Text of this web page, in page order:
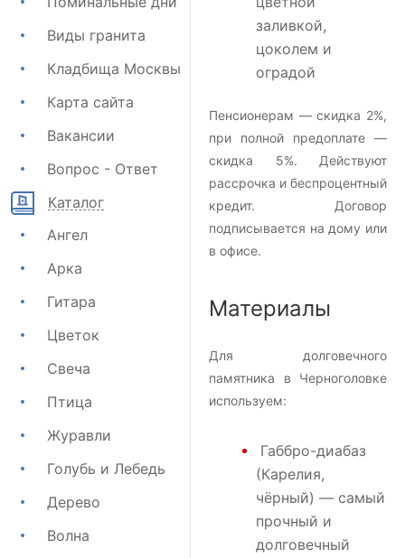
Виды гранита
Кладбища Москвы
Карта сайта
Вакансии
Вопрос - Ответ
Каталог
Ангел
Арка
Гитара
Цветок
Свеча
Птица
Журавли
Голубь и Лебедь
Дерево
Волна
заливкой,
цоколем и
оградой
Пенсионерам — скидка 2%,
при полной предоплате —
скидка 5%. Действуют
рассрочка и беспроцентный
кредит. Договор
подписывается на дому или
в офисе.
Материалы
Для долговечного
памятника в Черноголовке
используем:
Габбро-диабаз
(Карелия,
чёрный) — самый
прочный и
долговечный